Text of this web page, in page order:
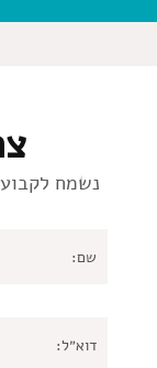
נשמח לקבוע